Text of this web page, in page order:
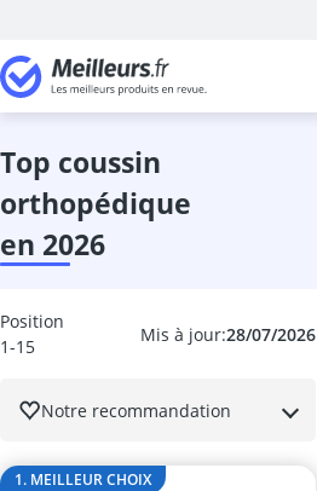
Meilleurs
top coussin
orthopédique
en 2026
Mis à jour:28/07/2026
Position
1-15
Notre recommandation
1. MEILLEUR CHOIX